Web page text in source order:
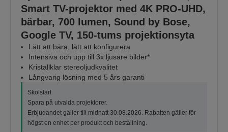
Smart TV-projektor med 4K PRO-UHD,
bärbar, 700 lumen, Sound by Bose,
Google TV, 150-tums projektionsyta
Lätt att bära, lätt att konfigurera
Intensiva och upp till 3x ljusare bilder*
Kristallklar stereoljudkvalitet
Långvarig lösning med 5 års garanti
Skolstart
Spara på utvalda projektorer.
Erbjudandet gäller till midnatt 30.08.2026. Rabatten gäller för
högst en enhet per produkt och beställning.